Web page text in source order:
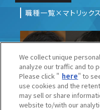
職種一覧×マトリックス
Work & People 02
We collect unique
analyze our traffic and to
Please click " here" to
use cookies and the
may sell or share
website to/with our